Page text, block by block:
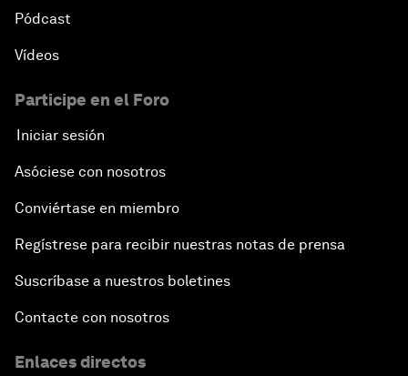
Pódcast
Vídeos
Participe en el Foro
Iniciar sesión
Asóciese con nosotros
Conviértase en miembro
Regístrese para recibir nuestras notas de prensa
Suscríbase a nuestros boletines
Contacte con nosotros
Enlaces directos